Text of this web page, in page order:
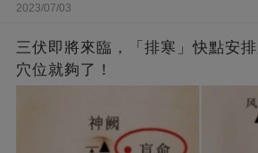
2023/07/03
三伏即將來臨，「排寒」快點安
穴位就夠了！